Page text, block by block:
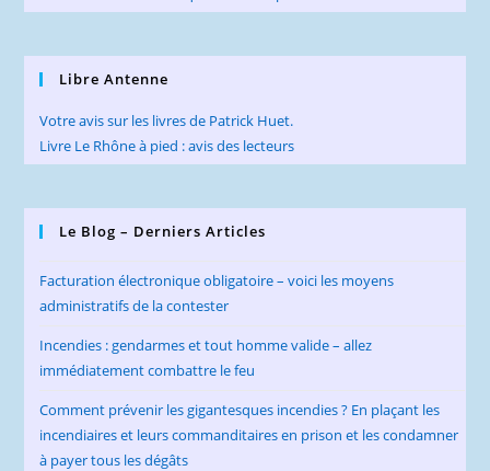
Libre Antenne
Votre avis sur les livres de Patrick Huet.
Livre Le Rhône à pied : avis des lecteurs
Le Blog – Derniers Articles
Facturation électronique obligatoire – voici les moyens
administratifs de la contester
Incendies : gendarmes et tout homme valide – allez
immédiatement combattre le feu
Comment prévenir les gigantesques incendies ? En plaçant les
incendiaires et leurs commanditaires en prison et les condamner
à payer tous les dégâts